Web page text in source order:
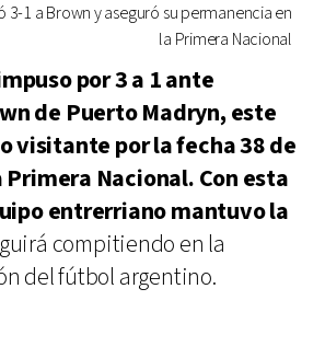
3-1 a Brown y aseguró su permanencia en
la Primera Nacional
por 3 a 1 ante
de Puerto Madryn, este
visitante por la fecha 38 de
Primera Nacional. Con esta
entrerriano mantuvo la
compitiendo en la
del fútbol argentino.